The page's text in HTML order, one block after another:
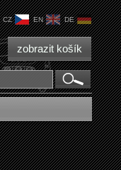
CZ EN DE
zobrazit košík